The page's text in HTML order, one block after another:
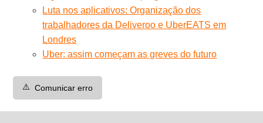
Luta nos aplicativos: Organização dos
trabalhadores da Deliveroo e UberEATS em
Londres
Uber: assim começam as greves do futuro
⚠️ Comunicar erro